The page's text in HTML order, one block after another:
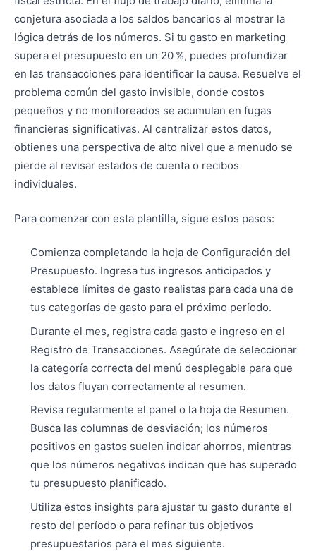
conjetura asociada a los saldos bancarios al mostrar la
lógica detrás de los números. Si tu gasto en marketing
supera el presupuesto en un 20 %, puedes profundizar
en las transacciones para identificar la causa. Resuelve el
problema común del gasto invisible, donde costos
pequeños y no monitoreados se acumulan en fugas
financieras significativas. Al centralizar estos datos,
obtienes una perspectiva de alto nivel que a menudo se
pierde al revisar estados de cuenta o recibos
individuales.
Para comenzar con esta plantilla, sigue estos pasos:
Comienza completando la hoja de Configuración del
Presupuesto. Ingresa tus ingresos anticipados y
establece límites de gasto realistas para cada una de
tus categorías de gasto para el próximo período.
Durante el mes, registra cada gasto e ingreso en el
Registro de Transacciones. Asegúrate de seleccionar
la categoría correcta del menú desplegable para que
los datos fluyan correctamente al resumen.
Revisa regularmente el panel o la hoja de Resumen.
Busca las columnas de desviación; los números
positivos en gastos suelen indicar ahorros, mientras
que los números negativos indican que has superado
tu presupuesto planificado.
Utiliza estos insights para ajustar tu gasto durante el
resto del período o para refinar tus objetivos
presupuestarios para el mes siguiente.